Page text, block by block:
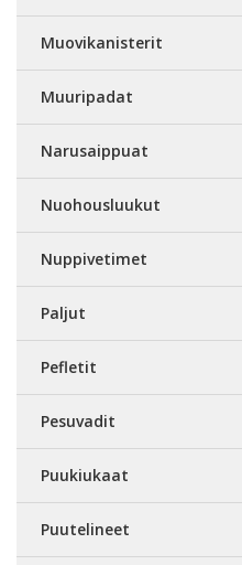
Muovikanisterit
Muuripadat
Narusaippuat
Nuohousluukut
Nuppivetimet
Paljut
Pefletit
Pesuvadit
Puukiukaat
Puutelineet